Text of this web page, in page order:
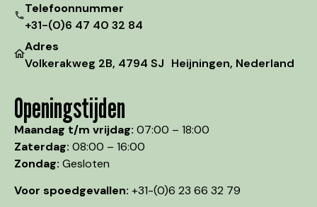
Telefoonnummer
+31-(0)6 47 40 32 84
Adres
Volkerakweg 2B, 4794 SJ Heijningen, Nederland
Openingstijden
Maandag t/m vrijdag: 07:00 – 18:00
Zaterdag: 08:00 – 16:00
Zondag: Gesloten
Voor spoedgevallen: +31-(0)6 23 66 32 79